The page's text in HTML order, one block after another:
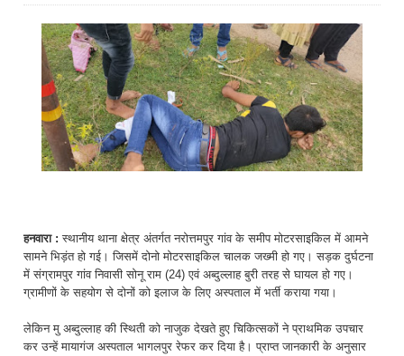
हनवारा : स्थानीय थाना क्षेत्र अंतर्गत नरोत्तमपुर गांव के समीप मोटरसाइकिल में आमने
सामने भिड़ंत हो गई। जिसमें दोनो मोटरसाइकिल चालक जख्मी हो गए। सड़क दुर्घटना
में संग्रामपुर गांव निवासी सोनू राम (24) एवं अब्दुल्लाह बुरी तरह से घायल हो गए।
ग्रामीणों के सहयोग से दोनों को इलाज के लिए अस्पताल में भर्ती कराया गया।
लेकिन मु अब्दुल्लाह की स्थिती को नाजुक देखते हुए चिकित्सकों ने प्राथमिक उपचार
कर उन्हें मायागंज अस्पताल भागलपुर रेफर कर दिया है। प्राप्त जानकारी के अनुसार